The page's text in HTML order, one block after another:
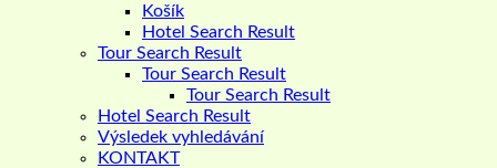
Košík
Hotel Search Result
Tour Search Result
Tour Search Result
Tour Search Result
Hotel Search Result
Výsledek vyhledávání
KONTAKT